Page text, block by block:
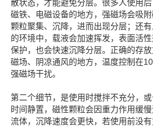
散状态，才能避免分层。很多人使用
磁铁、电磁设备的地方，强磁场会吸
颗粒聚集、沉降，进而出现分层；还
的环境中，载液会加速挥发，表面活
保护，也会快速沉降分层。正确的存
磁场、阴凉通风的地方，温度控制在
强磁场干扰。
第二个细节，是使用时搅拌不充分，
时间静置，磁性颗粒会因重力作用缓
流体，沉降速度会更快，若使用前没